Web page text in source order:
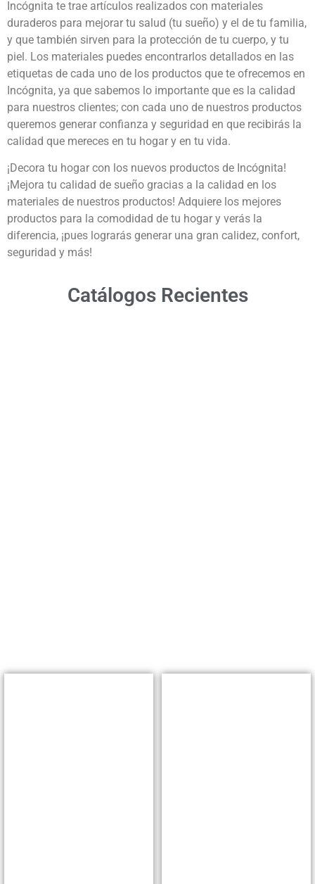
Incógnita te trae artículos realizados con materiales
duraderos para mejorar tu salud (tu sueño) y el de tu familia,
y que también sirven para la protección de tu cuerpo, y tu
piel. Los materiales puedes encontrarlos detallados en las
etiquetas de cada uno de los productos que te ofrecemos en
Incógnita, ya que sabemos lo importante que es la calidad
para nuestros clientes; con cada uno de nuestros productos
queremos generar confianza y seguridad en que recibirás la
calidad que mereces en tu hogar y en tu vida.
¡Decora tu hogar con los nuevos productos de Incógnita!
¡Mejora tu calidad de sueño gracias a la calidad en los
materiales de nuestros productos! Adquiere los mejores
productos para la comodidad de tu hogar y verás la
diferencia, ¡pues lograrás generar una gran calidez, confort,
seguridad y más!
Catálogos Recientes